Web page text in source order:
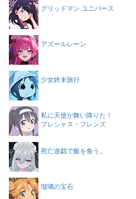
グリッドマン ユニバース
アズールレーン
少女終末旅行
私に天使が舞い降りた！
プレシャス・フレンズ
死亡遊戯で飯を食う。
瑠璃の宝石